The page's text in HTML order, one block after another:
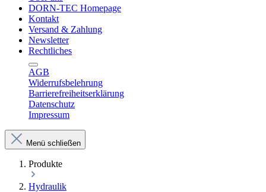
DORN-TEC Homepage
Kontakt
Versand & Zahlung
Newsletter
Rechtliches
AGB
Widerrufsbelehrung
Barrierefreiheitserklärung
Datenschutz
Impressum
Menü schließen
Produkte
Hydraulik